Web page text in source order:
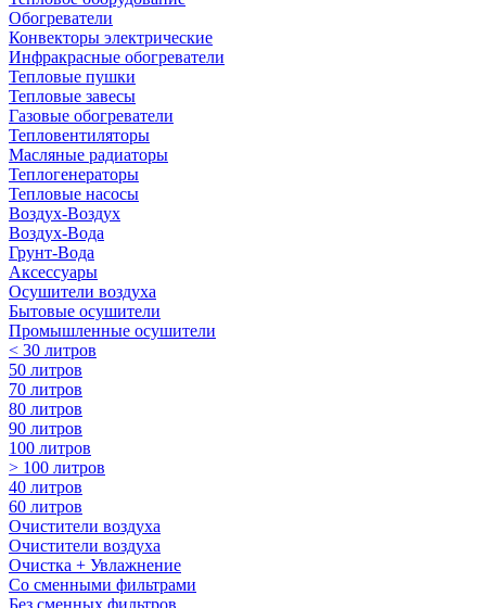
Обогреватели
Конвекторы электрические
Инфракрасные обогреватели
Тепловые пушки
Тепловые завесы
Газовые обогреватели
Тепловентиляторы
Масляные радиаторы
Теплогенераторы
Тепловые насосы
Воздух-Воздух
Воздух-Вода
Грунт-Вода
Аксессуары
Осушители воздуха
Бытовые осушители
Промышленные осушители
< 30 литров
50 литров
70 литров
80 литров
90 литров
100 литров
> 100 литров
40 литров
60 литров
Очистители воздуха
Очистители воздуха
Очистка + Увлажнение
Cо сменными фильтрами
Без сменных фильтров